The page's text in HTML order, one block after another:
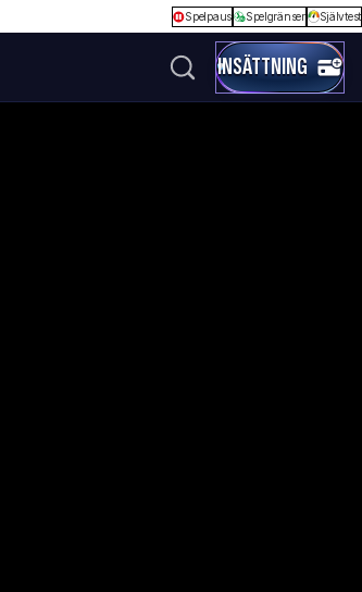
Spelpaus Spelgränser Självtest
INSÄTTNING